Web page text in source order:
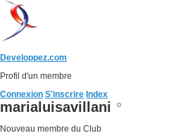
Developpez.com
Profil d'un membre
Connexion S'inscrire Index
marialuisavillani
Nouveau membre du Club